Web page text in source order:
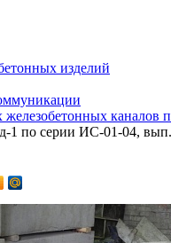
изделий
каналов
1 по серии ИС-01-04,